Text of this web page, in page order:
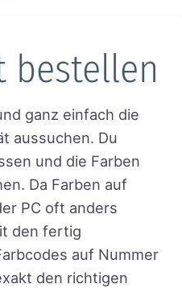
bestellen
ganz einfach die
aussuchen. Du
und die Farben
Da Farben auf
PC oft anders
den fertig
auf Nummer
den richtigen